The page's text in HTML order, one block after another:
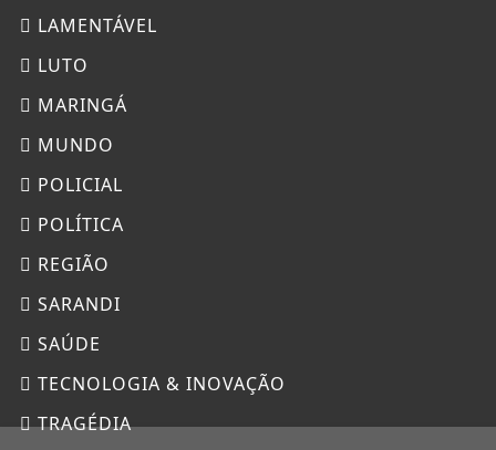
LAMENTÁVEL
LUTO
MARINGÁ
MUNDO
POLICIAL
POLÍTICA
REGIÃO
SARANDI
SAÚDE
TECNOLOGIA & INOVAÇÃO
TRAGÉDIA